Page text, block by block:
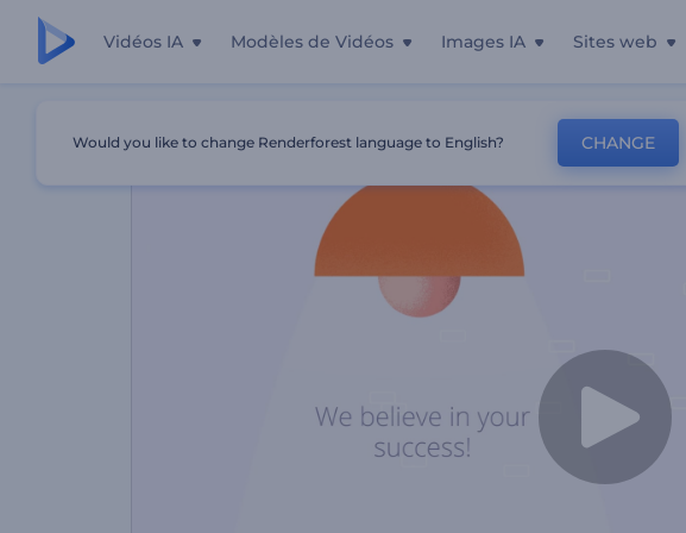
Vidéos IA Modèles de Vidéos Images IA Sites web
Would you like to change Renderforest language to English? CHANGE